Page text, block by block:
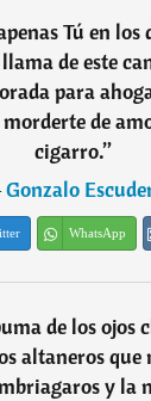
Tú en los
de este
para
de
cigarro.”
Gonzalo
WhatsApp
de los ojos
altaneros
y la